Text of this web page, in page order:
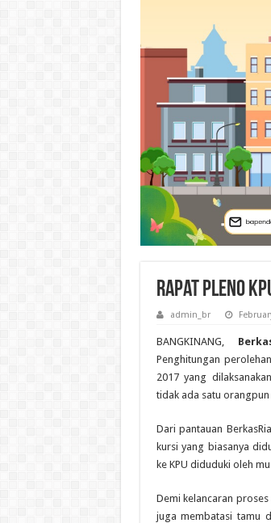
Rapat Pleno
admin_br
BANGKINANG,
Penghitungan
2017 yang
tidak ada satu
Dari pantauan
kursi yang biasanya
ke KPU diduduki oleh
Demi kelancaran
juga membatasi tamu